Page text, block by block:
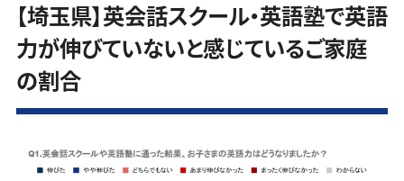
【埼玉県】英会話スクール・英語塾で英語
力が伸びていないと感じているご家庭
の割合